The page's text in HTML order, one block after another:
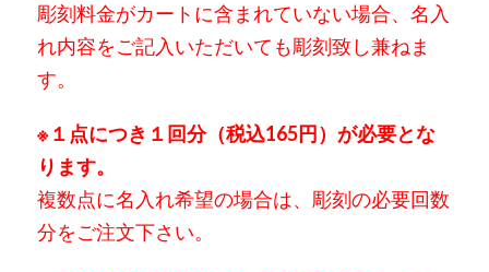
彫刻料金がカートに含まれていない場合、 名入
れ内容をご記入いただいても彫刻致し兼ねま
す。
※１点につき１回分（税込165円）が必要とな
ります。
複数点に名入れ希望の場合は、彫刻の必要回数
分をご注文下さい。